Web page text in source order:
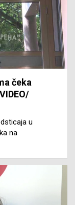
čeka
u
na